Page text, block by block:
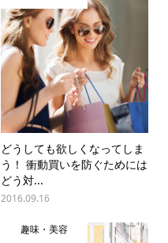
どうしても欲しくなってしま
う！ 衝動買いを防ぐためには
どう対...
2016.09.16
趣味・美容